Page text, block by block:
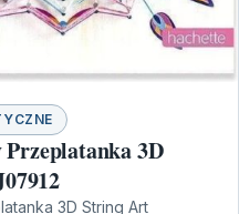
3D
3D String Art